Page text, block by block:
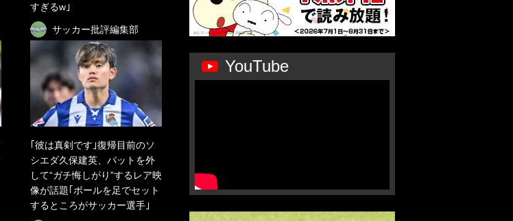
すぎるw｣
サッカー批評編集部
｢彼は真剣です｣復帰目前のソ
シエダ久保建英、パットを外
して“ガチ悔しがり”するレア映
像が話題｢ボールを足でセット
するところがサッカー選手｣
YouTube